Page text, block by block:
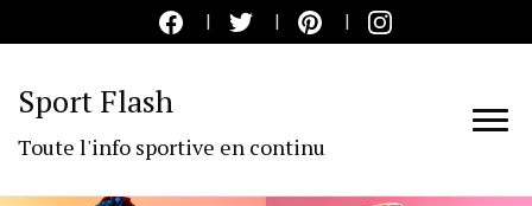
Sport Flash
Toute l'info sportive en continu